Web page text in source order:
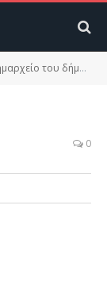
δήμου Ευρώτα ο Κυριάκος Πιερρακάκης.
0